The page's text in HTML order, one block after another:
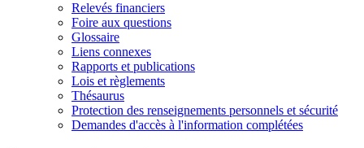
Relevés financiers
Foire aux questions
Glossaire
Liens connexes
Rapports et publications
Lois et règlements
Thésaurus
Protection des renseignements personnels et sécurité
Demandes d'accès à l'information complétées